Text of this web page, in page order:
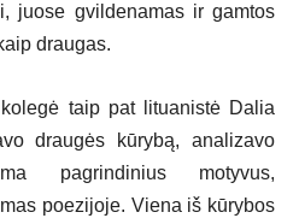
juose gvildenamas ir gamtos
draugas.
taip pat lituanistė Dalia
draugės kūrybą, analizavo
pagrindinius motyvus,
poezijoje. Viena iš kūrybos